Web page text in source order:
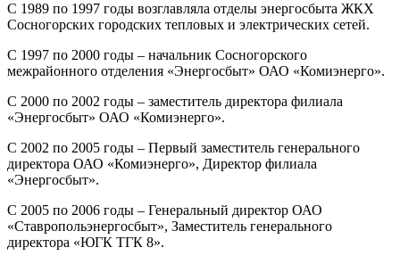
С 1989 по 1997 годы возглавляла отделы энергосбыта ЖКХ
Сосногорских городских тепловых и электрических сетей.
С 1997 по 2000 годы – начальник Сосногорского
межрайонного отделения «Энергосбыт» ОАО «Комиэнерго».
С 2000 по 2002 годы – заместитель директора филиала
«Энергосбыт» ОАО «Комиэнерго».
С 2002 по 2005 годы – Первый заместитель генерального
директора ОАО «Комиэнерго», Директор филиала
«Энергосбыт».
С 2005 по 2006 годы – Генеральный директор ОАО
«Ставропольэнергосбыт», Заместитель генерального
директора «ЮГК ТГК 8».